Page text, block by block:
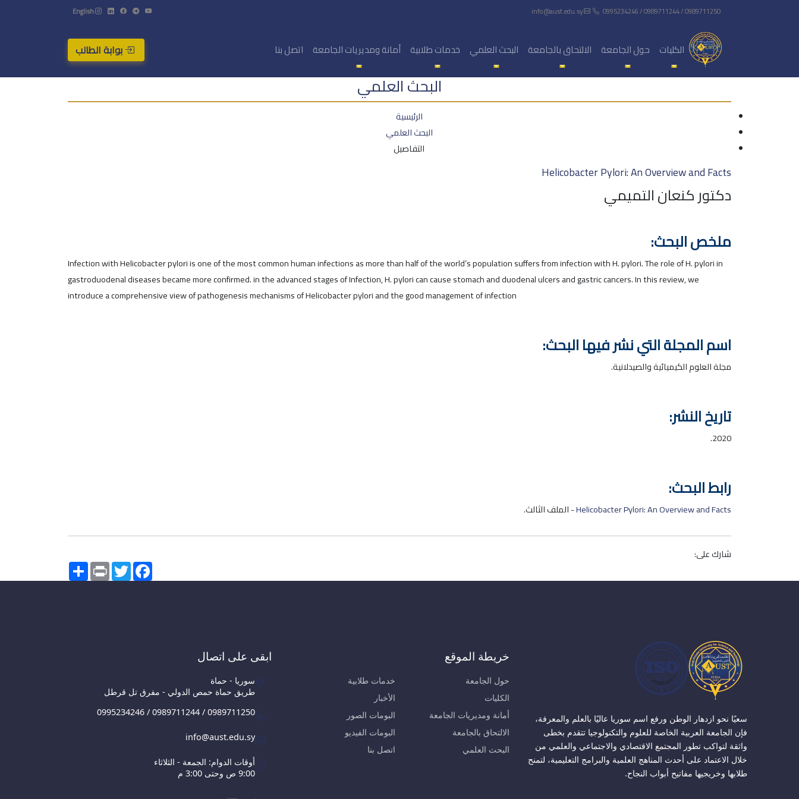
0995234246 / 0989711244 / 0989711250
English
الكليات حول الجامعة الالتحاق بالجامعة البحث العلمي خدمات طلابية أمانة ومديريات الجامعة اتصل بنا بوابة الطالب
البحث العلمي
الرئيسية
البحث العلمي
التفاصيل
Helicobacter Pylori: An Overview and Facts
دكتور كنعان التميمي
ملخص البحث:
Infection with Helicobacter pylori is one of the most common human infections as more than half of the world’s population suffers from infection with H. pylori. The role of H. pylori in
gastroduodenal diseases became more confirmed. in the advanced stages of Infection, H. pylori can cause stomach and duodenal ulcers and gastric cancers. In this review, we
introduce a comprehensive view of pathogenesis mechanisms of Helicobacter pylori and the good management of infection
اسم المجلة التي نشر فيها البحث:
مجلة العلوم الكيميائية والصيدلانية.
تاريخ النشر:
2020.
رابط البحث:
Helicobacter Pylori: An Overview and Facts- الملف الثالث.
شارك على:
Share PrintTwitterFacebook
سعيًا نحو ازدهار الوطن ورفع اسم سوريا عاليًا بالعلم والمعرفة،
فإن الجامعة العربية الخاصة للعلوم والتكنولوجيا تتقدم بخطى
واثقة لتواكب تطور المجتمع الاقتصادي والاجتماعي والعلمي من
خلال الاعتماد على أحدث المناهج العلمية والبرامج التعليمية، لتمنح
طلابها وخريجيها مفاتيح أبواب النجاح.
خريطة الموقع
حول الجامعة
الكليات
أمانة ومديريات الجامعة
الالتحاق بالجامعة
البحث العلمي
خدمات طلابية
الأخبار
البومات الصور
البومات الفيديو
اتصل بنا
ابقى على اتصال
سوريا - حماة
طريق حماة حمص الدولي - مفرق تل قرطل
0995234246 / 0989711244 / 0989711250
info@aust.edu.sy
أوقات الدوام: الجمعة - الثلاثاء
9:00 ص وحتى 3:00 م